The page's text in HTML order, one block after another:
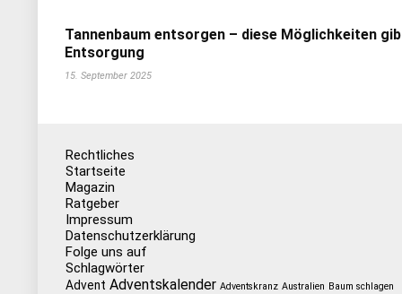
Tannenbaum entsorgen – diese Möglichkeiten
Entsorgung
15. September 2025
Rechtliches
Startseite
Magazin
Ratgeber
Impressum
Datenschutzerklärung
Folge uns auf
Schlagwörter
Advent Adventskalender Adventskranz Australien Baum schlagen